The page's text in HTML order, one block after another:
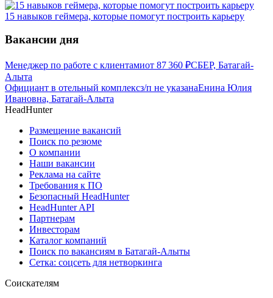
15 навыков геймера, которые помогут построить карьеру
Вакансии дня
Менеджер по работе с клиентамиот 87 360 ₽СБЕР, Батагай-
Алыта
Официант в отельный комплексз/п не указанаЕнина Юлия
Ивановна, Батагай-Алыта
HeadHunter
Размещение вакансий
Поиск по резюме
О компании
Наши вакансии
Реклама на сайте
Требования к ПО
Безопасный HeadHunter
HeadHunter API
Партнерам
Инвесторам
Каталог компаний
Поиск по вакансиям в Батагай-Алыты
Сетка: соцсеть для нетворкинга
Соискателям